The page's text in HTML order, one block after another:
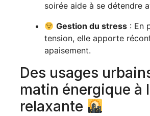
soirée aide à se détendre
Gestion du stress : En
tension, elle apporte
apaisement.
Des usages
matin énergique à
relaxante